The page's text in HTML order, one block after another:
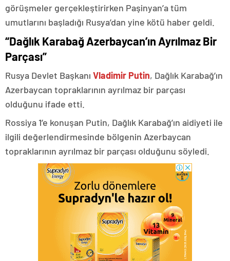
görüşmeler gerçekleştirirken Paşinyan’a tüm
umutlarını başladığı Rusya’dan yine kötü haber geldi.
“Dağlık Karabağ Azerbaycan’ın Ayrılmaz Bir
Parçası”
Rusya Devlet Başkanı Vladimir Putin, Dağlık Karabağ’ın
Azerbaycan topraklarının ayrılmaz bir parçası
olduğunu ifade etti.
Rossiya 1’e konuşan Putin, Dağlık Karabağ’ın aidiyeti ile
ilgili değerlendirmesinde bölgenin Azerbaycan
topraklarının ayrılmaz bir parçası olduğunu söyledi.